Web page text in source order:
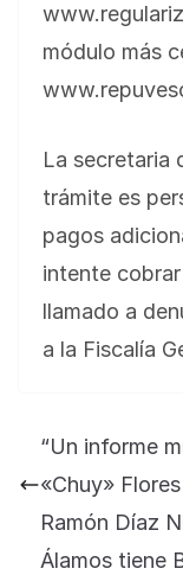
módulo más
La secretaria
trámite es
pagos
intente
llamado a
a la Fiscalía
“Un informe
«Chuy»
Ramón Díaz
Álamos tiene
presente en
de Sonora
importantes